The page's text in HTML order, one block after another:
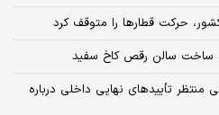
حرکت قطارها را متوقف کرد
ساخت سالن رقص کاخ سفید
منتظر تأییدهای نهایی داخلی درباره